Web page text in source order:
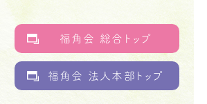
福角会 総合トップ
福角会 法人本部トップ